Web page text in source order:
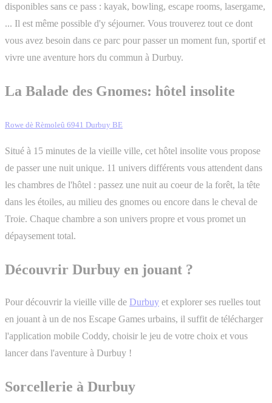
disponibles sans ce pass : kayak, bowling, escape rooms, lasergame,
... Il est même possible d'y séjourner. Vous trouverez tout ce dont
vous avez besoin dans ce parc pour passer un moment fun, sportif et
vivre une aventure hors du commun à Durbuy.
La Balade des Gnomes: hôtel insolite
Rowe dè Rèmoleû 6941 Durbuy BE
Situé à 15 minutes de la vieille ville, cet hôtel insolite vous propose
de passer une nuit unique. 11 univers différents vous attendent dans
les chambres de l'hôtel : passez une nuit au coeur de la forêt, la tête
dans les étoiles, au milieu des gnomes ou encore dans le cheval de
Troie. Chaque chambre a son univers propre et vous promet un
dépaysement total.
Découvrir Durbuy en jouant ?
Pour découvrir la vieille ville de Durbuy et explorer ses ruelles tout
en jouant à un de nos Escape Games urbains, il suffit de télécharger
l'application mobile Coddy, choisir le jeu de votre choix et vous
lancer dans l'aventure à Durbuy !
Sorcellerie à Durbuy